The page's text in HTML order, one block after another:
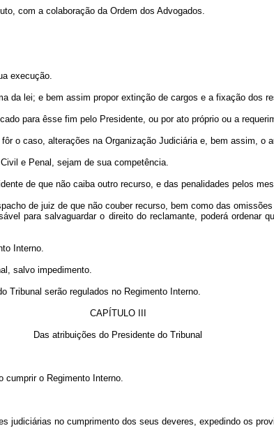
com a colaboração da Ordem dos Advogados.
execução.
da lei; e bem assim propor extinção de cargos e a fixação dos
para êsse fim pelo Presidente, ou por ato próprio ou a
o caso, alterações na Organização Judiciária e, bem assim, o
e Penal, sejam de sua competência.
de que não caiba outro recurso, e das penalidades pelos
de juiz de que não couber recurso, bem como das
para salvaguardar o direito do reclamante, poderá ordenar
Interno.
salvo impedimento.
Tribunal serão regulados no Regimento Interno.
CAPÍTULO III
Das atribuições do Presidente do Tribunal
cumprir o Regimento Interno.
judiciárias no cumprimento dos seus deveres, expedindo os